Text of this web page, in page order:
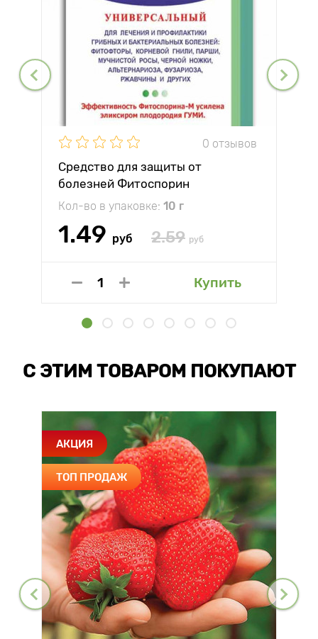
0 отзывов
Средство для защиты от
болезней Фитоспорин
Кол-во в упаковке: 10 г
1.49 руб 2.59 руб
Купить
С ЭТИМ ТОВАРОМ ПОКУПАЮТ
АКЦИЯ
ТОП ПРОДАЖ